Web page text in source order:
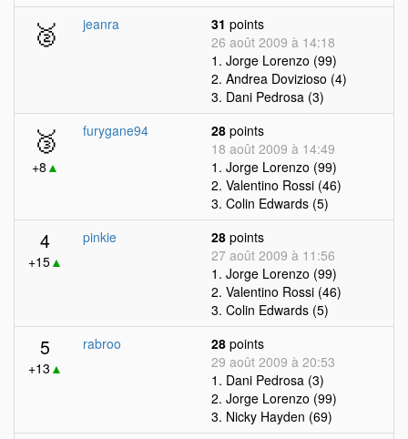
🥈 jeanra 31 points
26 août 2009 à 14:18
1. Jorge Lorenzo (99)
2. Andrea Dovizioso (4)
3. Dani Pedrosa (3)
🥉
+8 ▲
furygane94 28 points
18 août 2009 à 14:49
1. Jorge Lorenzo (99)
2. Valentino Rossi (46)
3. Colin Edwards (5)
4
+15▲
pinkie 28 points
27 août 2009 à 11:56
1. Jorge Lorenzo (99)
2. Valentino Rossi (46)
3. Colin Edwards (5)
5
+13 ▲
rabroo 28 points
29 août 2009 à 20:53
1. Dani Pedrosa (3)
2. Jorge Lorenzo (99)
3. Nicky Hayden (69)